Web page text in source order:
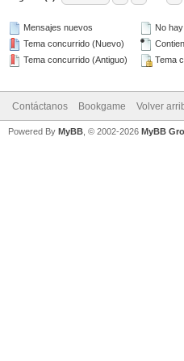
Mensajes nuevos
Tema concurrido (Nuevo)
Tema concurrido (Antiguo)
No
Tema
Contáctanos Bookgame Volver
Powered By MyBB , © 2002-2026 MyBB